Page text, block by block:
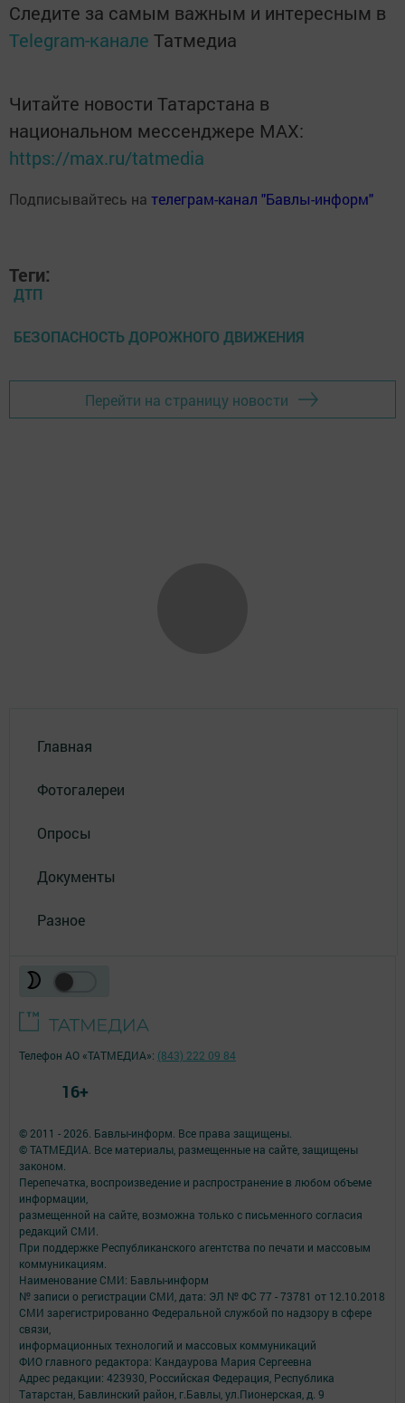
Следите за самым важным и интересным в
Telegram-канале Татмедиа
Читайте новости Татарстана в
национальном мессенджере MАХ:
https://max.ru/tatmedia
Подписывайтесь на телеграм-канал "Бавлы-информ"
Теги:
ДТП
БЕЗОПАСНОСТЬ ДОРОЖНОГО ДВИЖЕНИЯ
Перейти на страницу новости
Главная
Фотогалереи
Опросы
Документы
Разное
© 2011 - 2026. Бавлы-информ. Все права защищены.
© ТАТМЕДИА. Все материалы, размещенные на сайте, защищены
законом.
Перепечатка, воспроизведение и распространение в любом объеме
информации,
размещенной на сайте, возможна только с письменного согласия
редакций СМИ.
При поддержке Республиканского агентства по печати и массовым
коммуникациям.
Наименование СМИ: Бавлы-информ
№ записи о регистрации СМИ, дата: ЭЛ № ФС 77 - 73781 от 12.10.2018
СМИ зарегистрированно Федеральной службой по надзору в сфере
связи,
информационных технологий и массовых коммуникаций
ФИО главного редактора: Кандаурова Мария Сергеевна
Адрес редакции: 423930, Российская Федерация, Республика
Татарстан, Бавлинский район, г.Бавлы, ул.Пионерская, д. 9
Телефон АО «ТАТМЕДИА»: (843) 222 09 84
16+